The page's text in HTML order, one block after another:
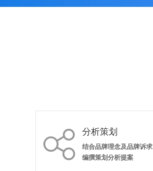
 分析策划
结合品牌理念及品牌诉求
编撰策划分析提案